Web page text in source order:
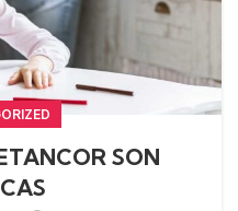
SON